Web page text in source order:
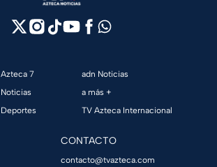
Azteca 7
Noticias
Deportes
adn Noticias
a más +
TV Azteca Internacional
CONTACTO
contacto@tvazteca.com